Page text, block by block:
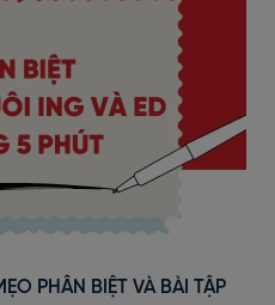
PHÂN BIỆT VÀ BÀI TẬP